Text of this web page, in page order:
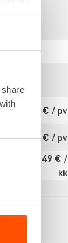
330,75 € / pv
264,60 € / pv
3.963,49 € /
kk